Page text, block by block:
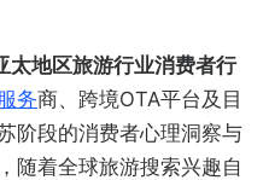
地区旅游行业消费者行
务商、跨境OTA平台及目
阶段的消费者心理洞察与
随着全球旅游搜索兴趣自